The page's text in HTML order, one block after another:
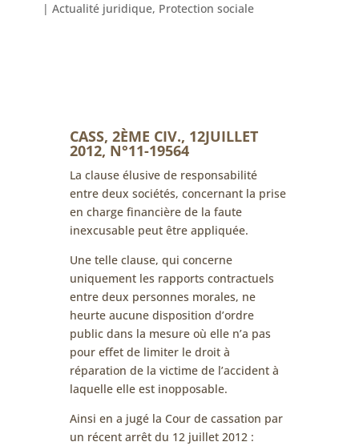
| Actualité juridique, Protection sociale
CASS, 2ÈME CIV., 12JUILLET
2012, N°11-19564
La clause élusive de responsabilité
entre deux sociétés, concernant la prise
en charge financière de la faute
inexcusable peut être appliquée.
Une telle clause, qui concerne
uniquement les rapports contractuels
entre deux personnes morales, ne
heurte aucune disposition d’ordre
public dans la mesure où elle n’a pas
pour effet de limiter le droit à
réparation de la victime de l’accident à
laquelle elle est inopposable.
Ainsi en a jugé la Cour de cassation par
un récent arrêt du 12 juillet 2012 :